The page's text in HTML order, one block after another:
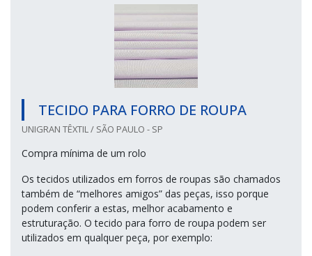
TECIDO PARA FORRO DE ROUPA
UNIGRAN TÊXTIL / SÃO PAULO - SP
Compra mínima de um rolo
Os tecidos utilizados em forros de roupas são chamados
também de “melhores amigos” das peças, isso porque
podem conferir a estas, melhor acabamento e
estruturação. O tecido para forro de roupa podem ser
utilizados em qualquer peça, por exemplo: